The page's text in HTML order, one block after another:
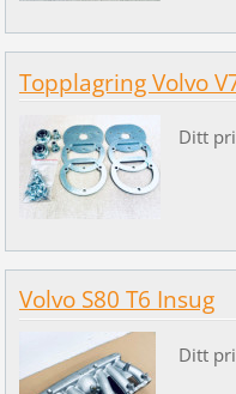
Topplagring Volvo
Ditt
Volvo S80 T6 Insug
Ditt